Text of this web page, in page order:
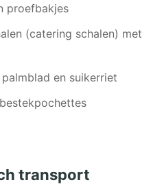
proefbakjes
(catering schalen) met
en suikerriet
transport